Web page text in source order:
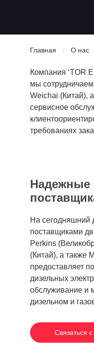
Главная / О нас
Компания ‘TOR
мы
Weichai (Китай),
сервисное
требованиях
Надежные
На сегодняшний
поставщиками
Perkins
(Китай), а также
предоставляет
дизельных
обслуживание и
дизельном и
Связаться